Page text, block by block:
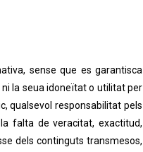
sense que es garantisca
la seua idoneïtat o utilitat per
qualsevol responsabilitat pels
falta de veracitat, exactitud,
dels continguts transmesos,